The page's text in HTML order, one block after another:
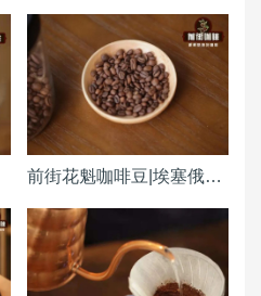
前街花魁咖啡豆|埃塞俄比亚原西达摩古吉产区日晒花魁咖啡产区风味特点 和瑰夏有关系吗